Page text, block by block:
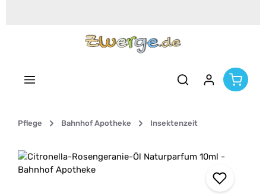
Pflege Bahnhof Apotheke Insektenzeit
Bildergalerie überspringen